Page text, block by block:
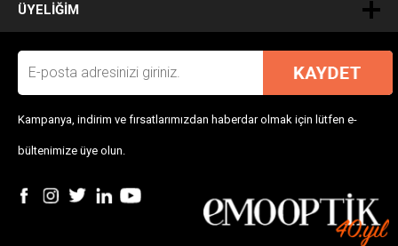
ÜYELIĞIM
Kampanya, indirim ve fırsatlarımızdan haberdar olmak için lütfen e-
bültenimize üye olun.